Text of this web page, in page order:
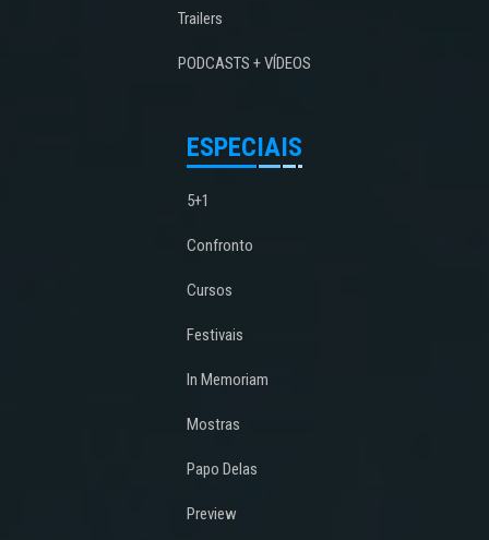
Trailers
PODCASTS + VÍDEOS
ESPECIAIS
5+1
Confronto
Cursos
Festivais
In Memoriam
Mostras
Papo Delas
Preview